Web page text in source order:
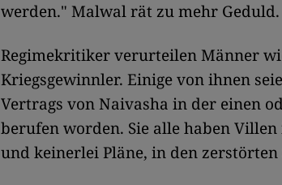
werden." Malwal rät zu mehr Geduld.
Regimekritiker verurteilen Männer
Kriegsgewinnler. Einige von ihnen
Vertrags von Naivasha in der einen
berufen worden. Sie alle haben
und keinerlei Pläne, in den